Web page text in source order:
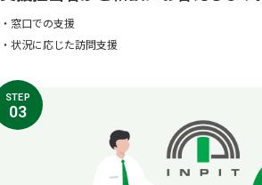
・窓口での支援
・状況に応じた訪問支援
STEP
03